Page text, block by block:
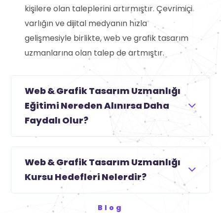
kişilere olan taleplerini artırmıştır. Çevrimiçi
varlığın ve dijital medyanın hızla
gelişmesiyle birlikte, web ve grafik tasarım
uzmanlarına olan talep de artmıştır.
Web & Grafik Tasarım Uzmanlığı
Eğitimi Nereden Alınırsa Daha
Faydalı Olur?
Web & Grafik Tasarım Uzmanlığı
Kursu Hedefleri Nelerdir?
Blog